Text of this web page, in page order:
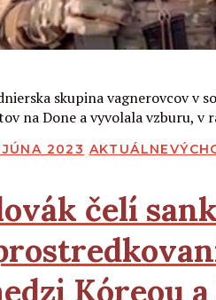
skupina vagnerovcov v
na Done a vyvolala vzburu, v
2023 AKTUÁLNE
čelí
Kóreou